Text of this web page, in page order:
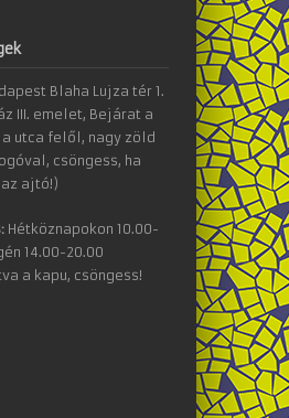
Blaha Lujza tér 1.
III. emelet, Bejárat a
utca felől, nagy zöld
csöngess, ha
ajtó!)
Hétköznapokon 10.00-
14.00-20.00
a kapu, csöngess!